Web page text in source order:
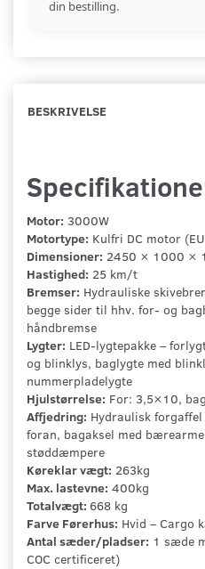
din bestilling.
BESKRIVELSE
Motor: 3000W
Motortype: Kulfri DC motor
Dimensioner: 2450 × 1000 ×
Hastighed: 25 km/t
Bremser: Hydrauliske
begge sider til hhv. for- og
håndbremse
Lygter: LED-lygtepakke –
og blinklys, baglygte med
nummerpladelygte
Hjulstørrelse: For: 3,5×10,
Affjedring: Hydraulisk
foran, bagaksel med
støddæmpere
Køreklar vægt: 263kg
Max. lastevne: 400kg
Totalvægt: 668 kg
Farve Førerhus: Hvid – Cargo
Antal sæder/pladser: 1 sæde
COC certificeret)